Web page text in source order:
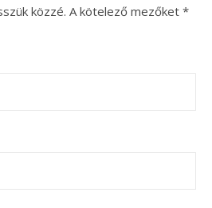
közzé. A kötelező mezőket *